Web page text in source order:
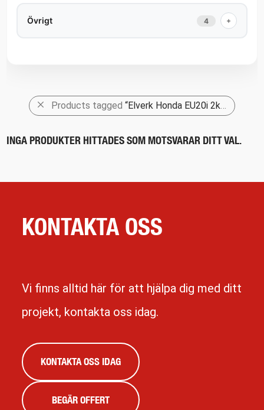
Övrigt 4 +
Products tagged “Elverk Honda EU20i 2kw.”
INGA PRODUKTER HITTADES SOM MOTSVARAR DITT VAL.
KONTAKTA OSS
Vi finns alltid här för att hjälpa dig med ditt
projekt, kontakta oss idag.
KONTAKTA OSS IDAG
BEGÄR OFFERT